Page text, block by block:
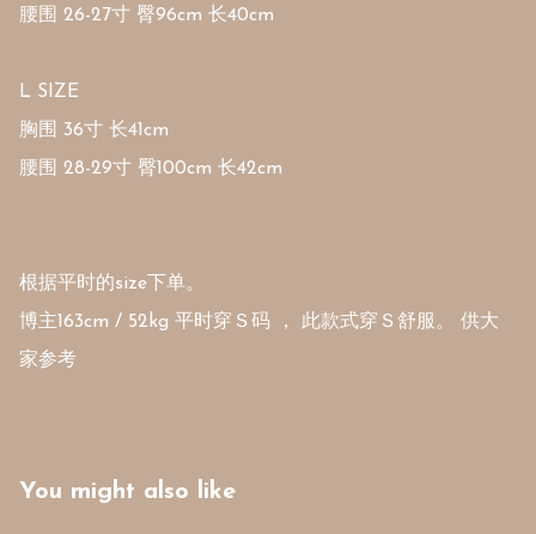
腰围 26-27寸 臀96cm 长40cm
L SIZE
胸围 36寸 长41cm
腰围 28-29寸 臀100cm 长42cm
根据平时的size下单。
博主163cm / 52kg 平时穿Ｓ码 ， 此款式穿Ｓ舒服。 供大
家参考
You might also like